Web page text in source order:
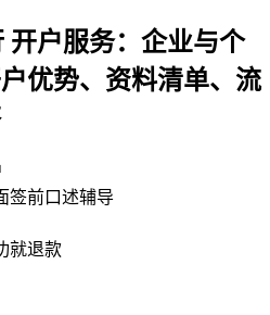
开户服务：企业与个
优势、资料清单、流
签前口述辅导
就退款